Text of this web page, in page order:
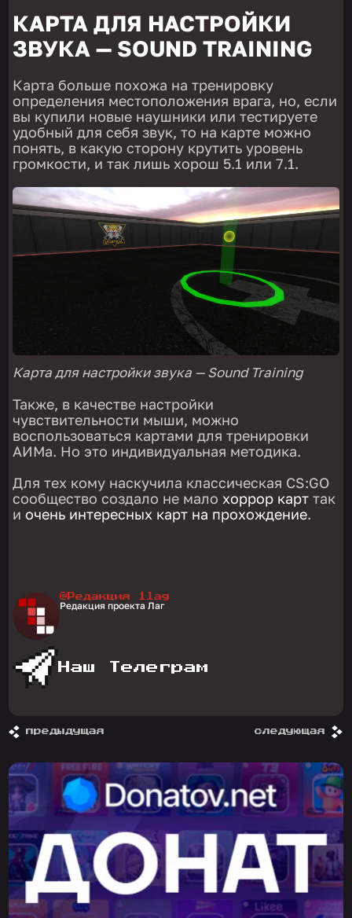
КАРТА ДЛЯ НАСТРОЙКИ
ЗВУКА — SOUND TRAINING
Карта больше похожа на тренировку
определения местоположения врага, но, если
вы купили новые наушники или тестируете
удобный для себя звук, то на карте можно
понять, в какую сторону крутить уровень
громкости, и так лишь хорош 5.1 или 7.1.
Карта для настройки звука — Sound Training
Также, в качестве настройки
чувствительности мыши, можно
воспользоваться картами для тренировки
АИМа. Но это индивидуальная методика.
Для тех кому наскучила классическая CS:GO
сообщество создало не малохоррор карт так
иочень интересных карт на прохождение.
@Редакция 1lag
Редакция проекта Лаг
Наш Телеграм
предыдущая следующая